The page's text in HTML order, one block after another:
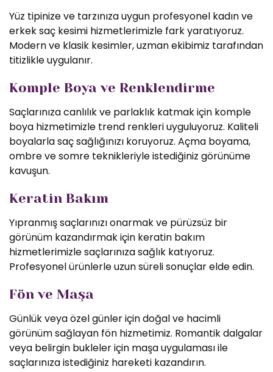
Yüz tipinize ve tarzınıza uygun profesyonel kadın ve
erkek saç kesimi hizmetlerimizle fark yaratıyoruz.
Modern ve klasik kesimler, uzman ekibimiz tarafından
titizlikle uygulanır.
Komple Boya ve Renklendirme
Saçlarınıza canlılık ve parlaklık katmak için komple
boya hizmetimizle trend renkleri uyguluyoruz. Kaliteli
boyalarla saç sağlığınızı koruyoruz. Açma boyama,
ombre ve somre teknikleriyle istediğiniz görünüme
kavuşun.
Keratin Bakım
Yıpranmış saçlarınızı onarmak ve pürüzsüz bir
görünüm kazandırmak için keratin bakım
hizmetlerimizle saçlarınıza sağlık katıyoruz.
Profesyonel ürünlerle uzun süreli sonuçlar elde edin.
Fön ve Maşa
Günlük veya özel günler için doğal ve hacimli
görünüm sağlayan fön hizmetimiz. Romantik dalgalar
veya belirgin bukleler için maşa uygulaması ile
saçlarınıza istediğiniz hareketi kazandırın.